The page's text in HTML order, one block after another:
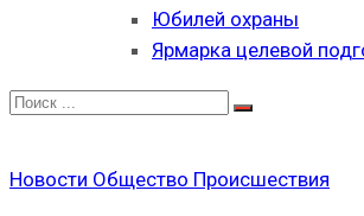
Юбилей охраны
Ярмарка целевой
Новости Общество Происшествия